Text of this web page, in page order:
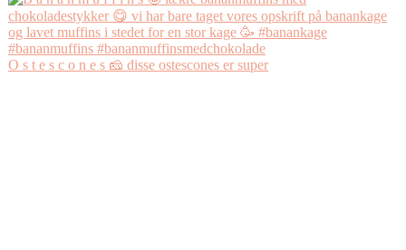
O s t e s c o n e s 🧀 disse ostescones er super